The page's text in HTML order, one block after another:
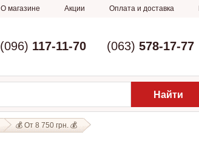
О магазине Акции Оплата и доставка
(096) 117-11-70 (063) 578-17-77
💰 От 8 750 грн. 💰